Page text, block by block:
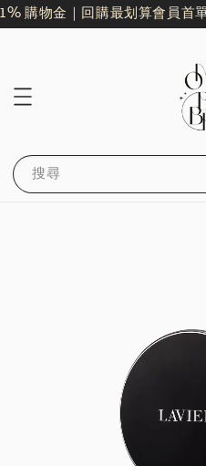
購物金｜回購最划算會員首單
搜尋